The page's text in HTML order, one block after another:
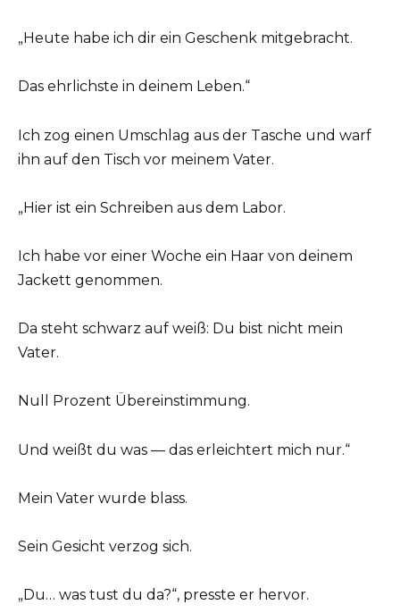
„Heute habe ich dir ein Geschenk mitgebracht.
Das ehrlichste in deinem Leben.“
Ich zog einen Umschlag aus der Tasche und warf
ihn auf den Tisch vor meinem Vater.
„Hier ist ein Schreiben aus dem Labor.
Ich habe vor einer Woche ein Haar von deinem
Jackett genommen.
Da steht schwarz auf weiß: Du bist nicht mein
Vater.
Null Prozent Übereinstimmung.
Und weißt du was — das erleichtert mich nur.“
Mein Vater wurde blass.
Sein Gesicht verzog sich.
„Du… was tust du da?“, presste er hervor.